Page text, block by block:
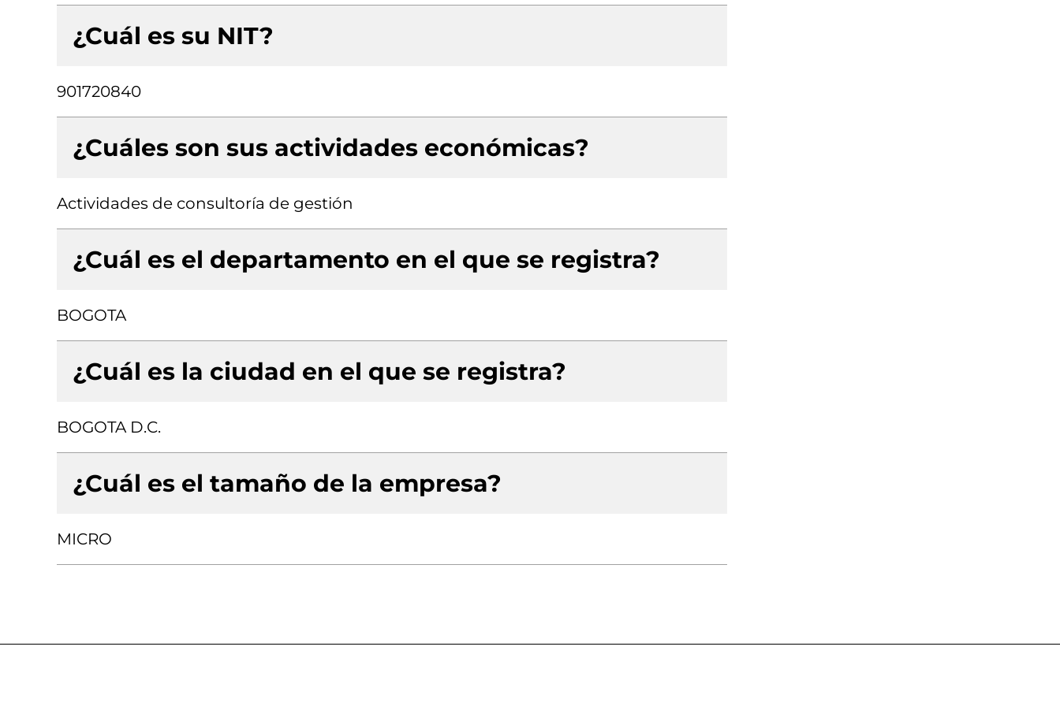
¿Cuál es su NIT?
901720840
¿Cuáles son sus actividades económicas?
Actividades de consultoría de gestión
¿Cuál es el departamento en el que se registra?
BOGOTA
¿Cuál es la ciudad en el que se registra?
BOGOTA D.C.
¿Cuál es el tamaño de la empresa?
MICRO